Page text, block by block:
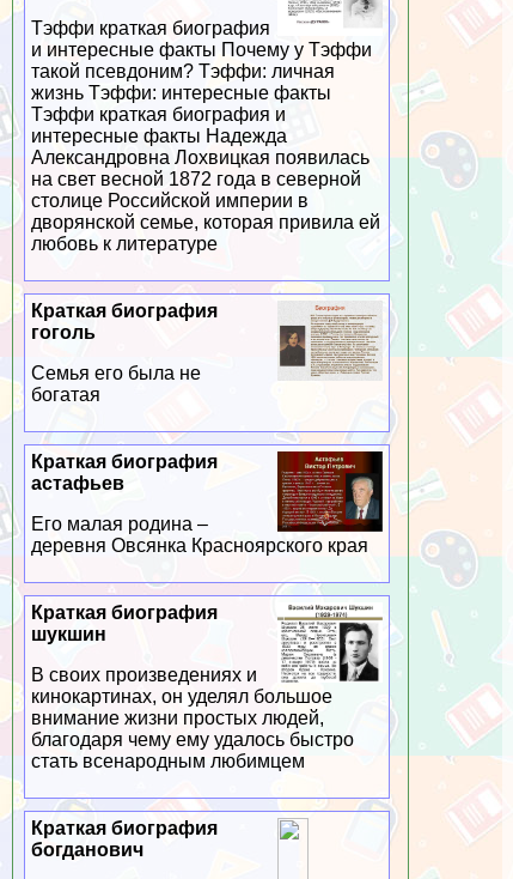
Тэффи краткая биография
и интересные факты Почему у Тэффи
такой псевдоним? Тэффи: личная
жизнь Тэффи: интересные факты
Тэффи краткая биография и
интересные факты Надежда
Александровна Лохвицкая появилась
на свет весной 1872 года в северной
столице Российской империи в
дворянской семье, которая привила ей
любовь к литературе
Краткая биография
гоголь
Семья его была не
богатая
Краткая биография
астафьев
Его малая родина –
деревня Овсянка Красноярского края
Краткая биография
шукшин
В своих произведениях и
кинокартинах, он уделял большое
внимание жизни простых людей,
благодаря чему ему удалось быстро
стать всенародным любимцем
Краткая биография
богданович